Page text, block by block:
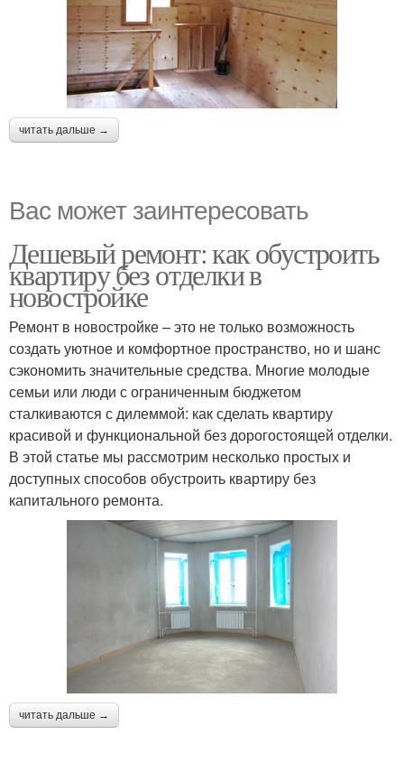
читать дальше →
Вас может заинтересовать
Дешевый ремонт: как обустроить
квартиру без отделки в
новостройке
Ремонт в новостройке – это не только возможность
создать уютное и комфортное пространство, но и шанс
сэкономить значительные средства. Многие молодые
семьи или люди с ограниченным бюджетом
сталкиваются с дилеммой: как сделать квартиру
красивой и функциональной без дорогостоящей отделки.
В этой статье мы рассмотрим несколько простых и
доступных способов обустроить квартиру без
капитального ремонта.
читать дальше →